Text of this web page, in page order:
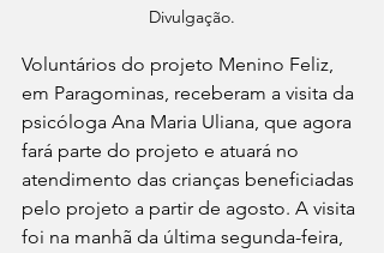
Divulgação.
Voluntários do projeto Menino Feliz,
em Paragominas, receberam a visita da
psicóloga Ana Maria Uliana, que agora
fará parte do projeto e atuará no
atendimento das crianças beneficiadas
pelo projeto a partir de agosto. A visita
foi na manhã da última segunda-feira,